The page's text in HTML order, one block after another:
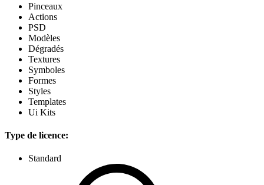
Pinceaux
Actions
PSD
Modèles
Dégradés
Textures
Symboles
Formes
Styles
Templates
Ui Kits
Type de licence:
Standard